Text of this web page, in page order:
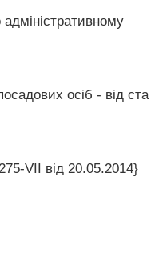
осіб - від ста
VII від 20.05.2014}